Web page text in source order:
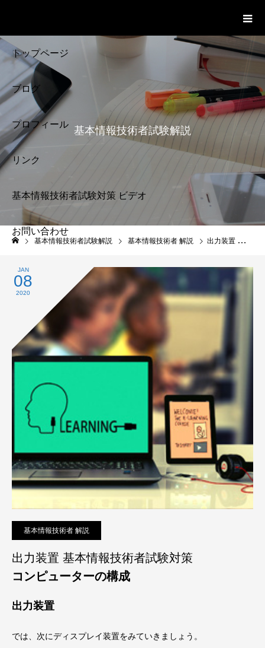
トップページ
ブログ
プロフィール
リンク
基本情報技術者試験対策 ビデオ
お問い合わせ
プライバシーポリシー
基本情報技術者試験
解説
基本情報技術者試験解説
基本情報技術者試験解説 基本情報技術者 解説 出力装置 基本情報技術者試験対策
JAN
08
2020
基本情報技術者 解説
出力装置 基本情報技術者試験対策
コンピューターの構成
出力装置
では、次にディスプレイ装置をみていきましょう。